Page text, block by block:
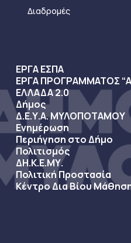
Διαδρομές
ΕΡΓΑ ΕΣΠΑ
ΕΡΓΑ ΠΡΟΓΡΑΜΜΑΤΟΣ
ΕΛΛΑΔΑ 2.0
Δήμος
Δ.Ε.Υ.Α. ΜΥΛΟΠΟΤΑΜΟΥ
Ενημέρωση
Περιήγηση στο Δήμο
Πολιτισμός
ΔΗ.Κ.Ε.ΜΥ.
Πολιτική Προστασία
Κέντρο Δια Βίου